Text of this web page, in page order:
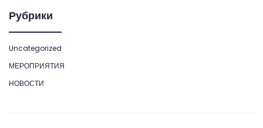
Рубрики
Uncategorized
МЕРОПРИЯТИЯ
НОВОСТИ